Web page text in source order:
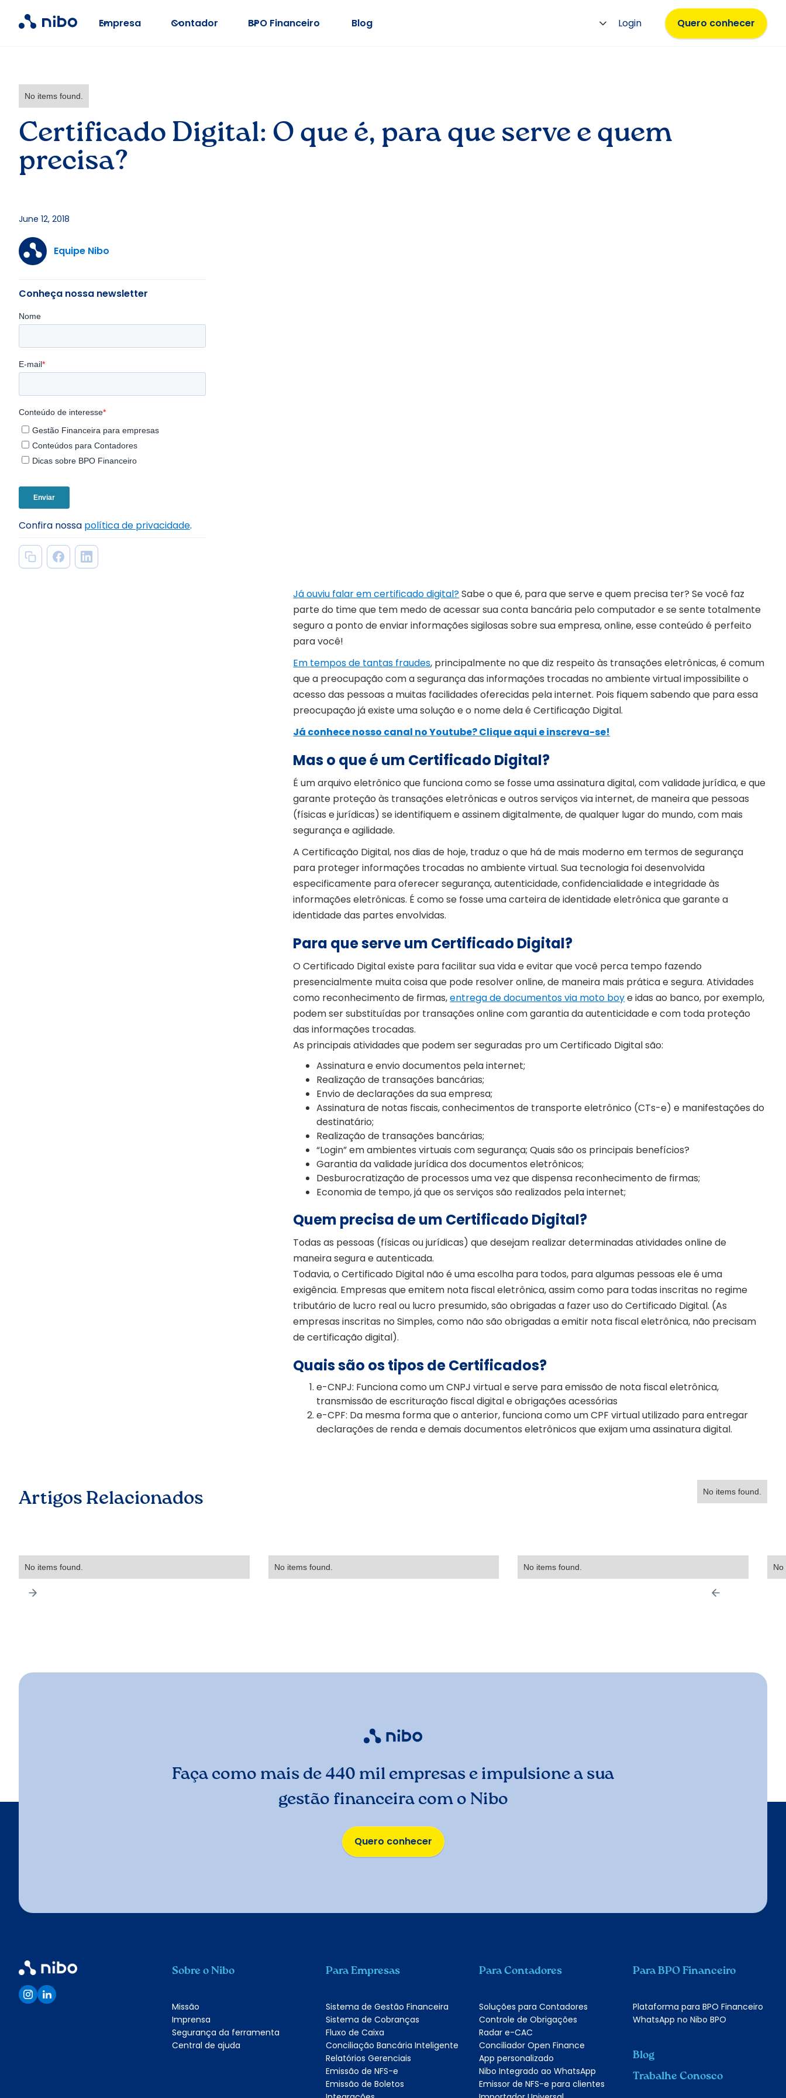
Empresa Contador BPO Financeiro Blog Login Quero conhecer
No items found.
Certificado Digital: O que é, para que serve e quem
precisa?
June 12, 2018
Equipe Nibo
Conheça nossa newsletter
Confira nossa política de privacidade.
Já ouviu falar em certificado digital?Sabe o que é, para que serve e quem precisa ter? Se você faz
parte do time que tem medo de acessar sua conta bancária pelo computador e se sente totalmente
seguro a ponto de enviar informações sigilosas sobre sua empresa, online, esse conteúdo é perfeito
para você!
Em tempos de tantas fraudes, principalmente no que diz respeito às transações eletrônicas, é comum
que a preocupação com a segurança das informações trocadas no ambiente virtual impossibilite o
acesso das pessoas a muitas facilidades oferecidas pela internet. Pois fiquem sabendo que para essa
preocupação já existe uma solução e o nome dela é Certificação Digital.
Já conhece nosso canal no Youtube? Clique aqui e inscreva-se!
Mas o que é um Certificado Digital?
É um arquivo eletrônico que funciona como se fosse uma assinatura digital, com validade jurídica, e que
garante proteção às transações eletrônicas e outros serviços via internet, de maneira que pessoas
(físicas e jurídicas) se identifiquem e assinem digitalmente, de qualquer lugar do mundo, com mais
segurança e agilidade.
A Certificação Digital, nos dias de hoje, traduz o que há de mais moderno em termos de segurança
para proteger informações trocadas no ambiente virtual. Sua tecnologia foi desenvolvida
especificamente para oferecer segurança, autenticidade, confidencialidade e integridade às
informações eletrônicas. É como se fosse uma carteira de identidade eletrônica que garante a
identidade das partes envolvidas.
Para que serve um Certificado Digital?
O Certificado Digital existe para facilitar sua vida e evitar que você perca tempo fazendo
presencialmente muita coisa que pode resolver online, de maneira mais prática e segura. Atividades
como reconhecimento de firmas,entrega de documentos via moto boye idas ao banco, por exemplo,
podem ser substituídas por transações online com garantia da autenticidade e com toda proteção
das informações trocadas.
As principais atividades que podem ser seguradas pro um Certificado Digital são:
Assinatura e envio documentos pela internet;
Realização de transações bancárias;
Envio de declarações da sua empresa;
Assinatura de notas fiscais, conhecimentos de transporte eletrônico (CTs-e) e manifestações do
destinatário;
Realização de transações bancárias;
“Login” em ambientes virtuais com segurança; Quais são os principais benefícios?
Garantia da validade jurídica dos documentos eletrônicos;
Desburocratização de processos uma vez que dispensa reconhecimento de firmas;
Economia de tempo, já que os serviços são realizados pela internet;
Quem precisa de um Certificado Digital?
Todas as pessoas (físicas ou jurídicas) que desejam realizar determinadas atividades online de
maneira segura e autenticada.
Todavia, o Certificado Digital não é uma escolha para todos, para algumas pessoas ele é uma
exigência. Empresas que emitem nota fiscal eletrônica, assim como para todas inscritas no regime
tributário de lucro real ou lucro presumido, são obrigadas a fazer uso do Certificado Digital. (As
empresas inscritas no Simples, como não são obrigadas a emitir nota fiscal eletrônica, não precisam
de certificação digital).
Quais são os tipos de Certificados?
e-CNPJ: Funciona como um CNPJ virtual e serve para emissão de nota fiscal eletrônica,
transmissão de escrituração fiscal digital e obrigações acessórias
e-CPF: Da mesma forma que o anterior, funciona como um CPF virtual utilizado para entregar
declarações de renda e demais documentos eletrônicos que exijam uma assinatura digital.
Artigos Relacionados No items found.
No items found. No items found. No items found. No
Faça como mais de 440 mil empresas e impulsione a sua
gestão financeira com o Nibo
Quero conhecer
Sobre o Nibo
Missão
Imprensa
Segurança da ferramenta
Central de ajuda
Para Empresas
Sistema de Gestão Financeira
Sistema de Cobranças
Fluxo de Caixa
Conciliação Bancária Inteligente
Relatórios Gerenciais
Emissão de NFS-e
Emissão de Boletos
Para Contadores
Soluções para Contadores
Controle de Obrigações
Radar e-CAC
Conciliador Open Finance
App personalizado
Nibo Integrado ao WhatsApp
Emissor de NFS-e para clientes
Para BPO Financeiro
Plataforma para BPO Financeiro
WhatsApp no Nibo BPO
Blog
Trabalhe Conosco